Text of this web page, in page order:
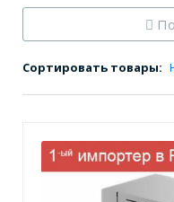
Сортировать товары: